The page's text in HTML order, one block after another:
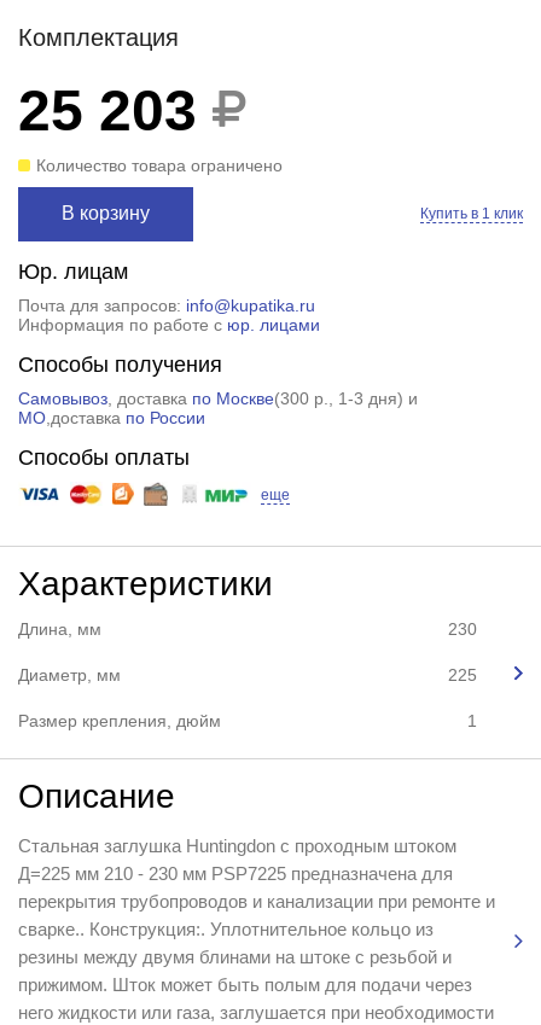
Комплектация
25 203
Количество товара ограничено
В корзину Купить в 1 клик
Юр. лицам
Почта для запросов: info@kupatika.ru
Информация по работе с юр. лицами
Способы получения
Самовывоз, доставка по Москве(300 р.
, 1-3 дня) и
МО,доставка по России
Способы оплаты
еще
Характеристики
Длина, мм 230
Диаметр, мм 225
Размер крепления, дюйм 1
Описание
Стальная заглушка Huntingdon с проходным штоком
Д=225 мм 210 - 230 мм PSP7225 предназначена для
перекрытия трубопроводов и канализации при ремонте и
сварке.. Конструкция:. Уплотнительное кольцо из
резины между двумя блинами на штоке с резьбой и
прижимом. Шток может быть полым для подачи через
него жидкости или газа, заглушается при необходимости